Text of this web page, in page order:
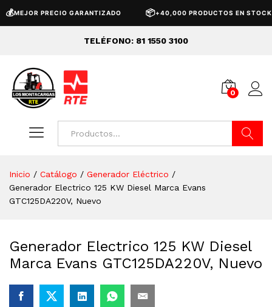
MEJOR PRECIO GARANTIZADO +40,000 PRODUCTOS EN STOCK
TELÉFONO: 81 1550 3100
0
Inicio / Catálogo / Generador Eléctrico /
Generador Electrico 125 KW Diesel Marca Evans
GTC125DA220V, Nuevo
Generador Electrico 125 KW Diesel
Marca Evans GTC125DA220V, Nuevo